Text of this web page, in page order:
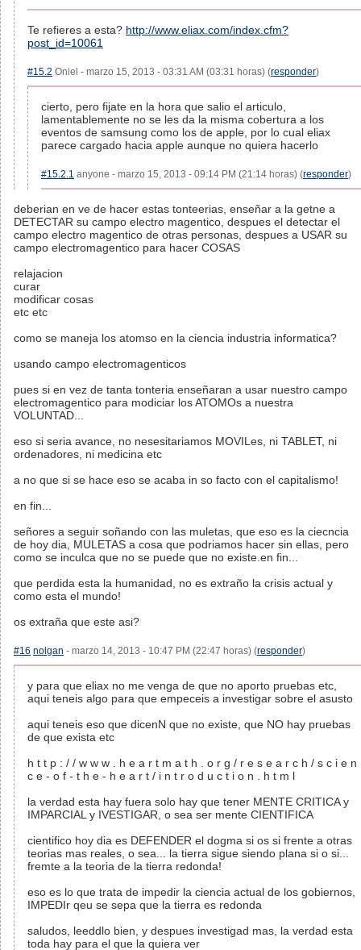
Te refieres a esta? http://www.eliax.com/index.cfm?
post_id=10061
#15.2 Oniel - marzo 15, 2013 - 03:31 AM (03:31 horas) (responder)
cierto, pero fijate en la hora que salio el articulo,
lamentablemente no se les da la misma cobertura a los
eventos de samsung como los de apple, por lo cual eliax
parece cargado hacia apple aunque no quiera hacerlo
#15.2.1 anyone - marzo 15, 2013 - 09:14 PM (21:14 horas) (responder)
deberian en ve de hacer estas tonteerias, enseñar a la getne a
DETECTAR su campo electro magentico, despues el detectar el
campo electro magentico de otras personas, despues a USAR su
campo electromagentico para hacer COSAS
relajacion
curar
modificar cosas
etc etc
como se maneja los atomso en la ciencia industria informatica?
usando campo electromagenticos
pues si en vez de tanta tonteria enseñaran a usar nuestro campo
electromagentico para modiciar los ATOMOs a nuestra
VOLUNTAD...
eso si seria avance, no nesesitariamos MOVILes, ni TABLET, ni
ordenadores, ni medicina etc
a no que si se hace eso se acaba in so facto con el capitalismo!
en fin...
señores a seguir soñando con las muletas, que eso es la ciecncia
de hoy dia, MULETAS a cosa que podriamos hacer sin ellas, pero
como se inculca que no se puede que no existe.en fin...
que perdida esta la humanidad, no es extraño la crisis actual y
como esta el mundo!
os extraña que este asi?
#16 nolgan - marzo 14, 2013 - 10:47 PM (22:47 horas) (responder)
y para que eliax no me venga de que no aporto pruebas etc,
aqui teneis algo para que empeceis a investigar sobre el asusto
aqui teneis eso que dicenN que no existe, que NO hay pruebas
de que exista etc
h t t p : / / w w w . h e a r t m a t h . o r g / r e s e a r c h / s c i e n
c e - o f - t h e - h e a r t / i n t r o d u c t i o n . h t m l
la verdad esta hay fuera solo hay que tener MENTE CRITICA y
IMPARCIAL y IVESTIGAR, o sea ser mente CIENTIFICA
cientifico hoy dia es DEFENDER el dogma si os si frente a otras
teorias mas reales, o sea... la tierra sigue siendo plana si o si...
fremte a la teoria de la tierra redonda!
eso es lo que trata de impedir la ciencia actual de los gobiernos,
IMPEDIr qeu se sepa que la tierra es redonda
saludos, leeddlo bien, y despues investigad mas, la verdad esta
toda hay para el que la quiera ver